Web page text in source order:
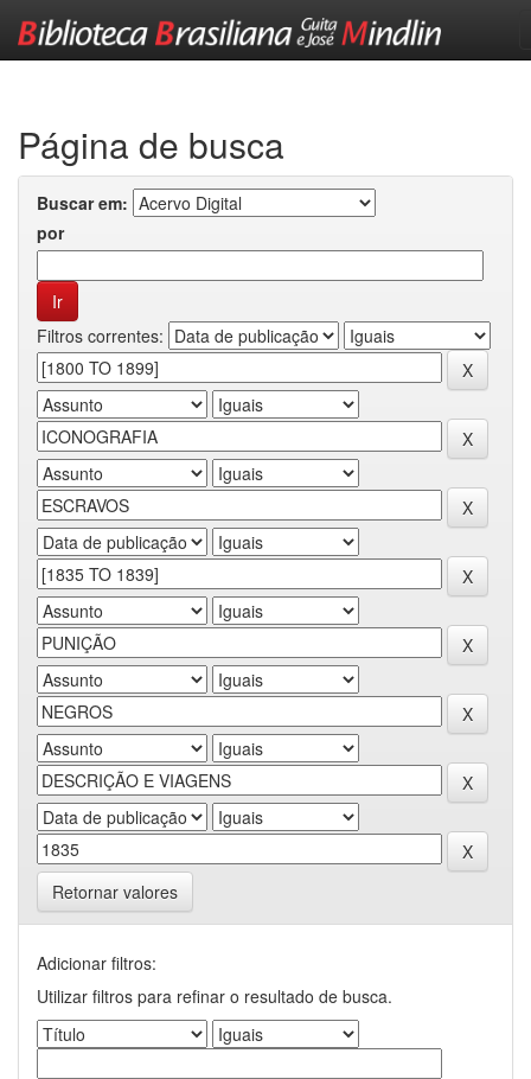
Página de busca
Buscar em:
por
Filtros correntes:
Retornar valores
Adicionar filtros:
Utilizar filtros para refinar o resultado de busca.